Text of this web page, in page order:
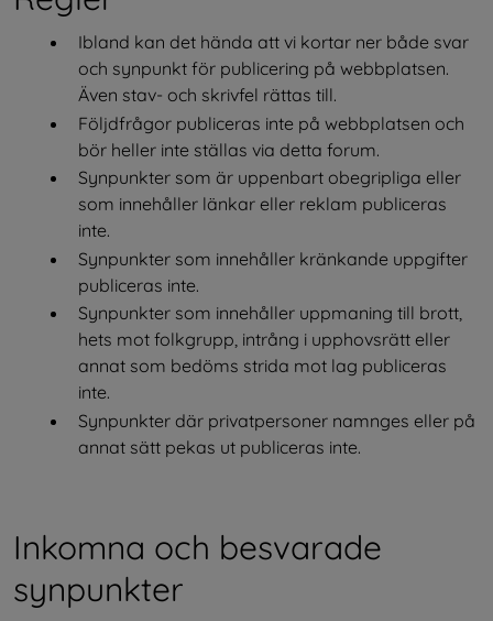
Ibland kan det hända att vi kortar ner både svar
och synpunkt för publicering på webbplatsen.
Även stav- och skrivfel rättas till.
Följdfrågor publiceras inte på webbplatsen och
bör heller inte ställas via detta forum.
Synpunkter som är uppenbart obegripliga eller
som innehåller länkar eller reklam publiceras
inte.
Synpunkter som innehåller kränkande uppgifter
publiceras inte.
Synpunkter som innehåller uppmaning till brott,
hets mot folkgrupp, intrång i upphovsrätt eller
annat som bedöms strida mot lag publiceras
inte.
Synpunkter där privatpersoner namnges eller på
annat sätt pekas ut publiceras inte.
Inkomna och besvarade
synpunkter